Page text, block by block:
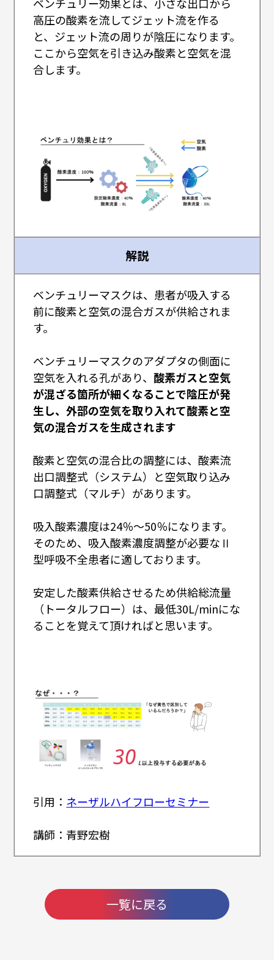
高圧の酸素を流してジェット流を作る
と、ジェット流の周りが陰圧になります。
ここから空気を引き込み酸素と空気を混
合します。
解説
ベンチュリーマスクは、患者が吸入する
前に酸素と空気の混合ガスが供給されま
す。
ベンチュリーマスクのアダプタの側面に
空気を入れる孔があり、酸素ガスと空気
が混ざる箇所が細くなることで陰圧が発
生し、外部の空気を取り入れて酸素と空
気の混合ガスを生成されます
酸素と空気の混合比の調整には、酸素流
出口調整式（システム）と空気取り込み
口調整式（マルチ）があります。
吸入酸素濃度は24％～50％になります。
そのため、吸入酸素濃度調整が必要なⅡ
型呼吸不全患者に適しております。
安定した酸素供給させるため供給総流量
（トータルフロー）は、最低30L/minにな
ることを覚えて頂ければと思います。
引用： ネーザルハイフローセミナー
講師：青野宏樹
一覧に戻る